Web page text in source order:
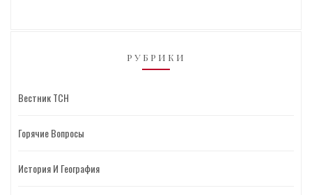
РУБРИКИ
Вестник ТСН
Горячие Вопросы
История И География